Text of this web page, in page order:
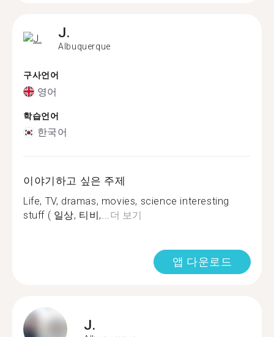
J.
Albuquerque
구사언어
영어
학습언어
한국어
이야기하고 싶은 주제
Life, TV, dramas, movies, science interesting
stuff ( 일상, 티비,...더 보기
앱 다운로드
J.